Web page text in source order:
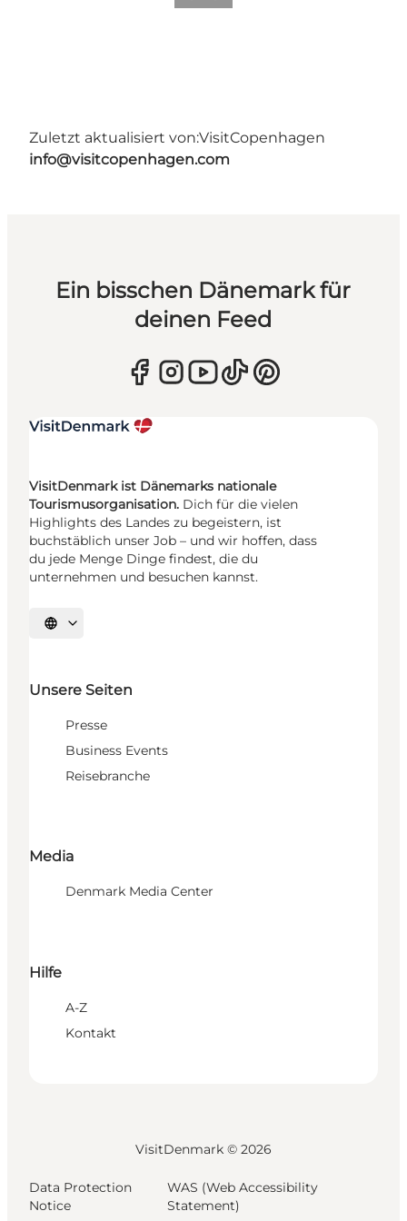
Zuletzt aktualisiert von:VisitCopenhagen
info@visitcopenhagen.com
Ein bisschen Dänemark für
deinen Feed
VisitDenmark ist Dänemarks nationale
Tourismusorganisation. Dich für die vielen
Highlights des Landes zu begeistern, ist
buchstäblich unser Job – und wir hoffen, dass
du jede Menge Dinge findest, die du
unternehmen und besuchen kannst.
Sprache auswählen
Unsere Seiten
Presse
Business Events
Reisebranche
Media
Denmark Media Center
Hilfe
A-Z
Kontakt
VisitDenmark © 2026
Data Protection
Notice
WAS (Web Accessibility
Statement)